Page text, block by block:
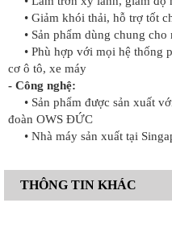
• Giảm khói thải, hỗ trợ tốt
• Sản phẩm dùng chung cho
• Phù hợp với mọi hệ thống
cơ ô tô, xe máy
- Công nghệ:
• Sản phẩm được sản xuất
đoàn OWS ĐỨC
• Nhà máy sản xuất tại
THÔNG TIN KHÁC